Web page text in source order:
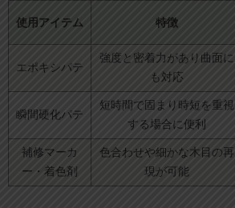
使用アイテム 特徴
エポキシパテ
強度と密着力があり曲面に
も対応
瞬間硬化パテ
短時間で固まり時短を重視
する場合に便利
補修マーカ
ー・着色剤
色合わせや細かな木目の再
現が可能